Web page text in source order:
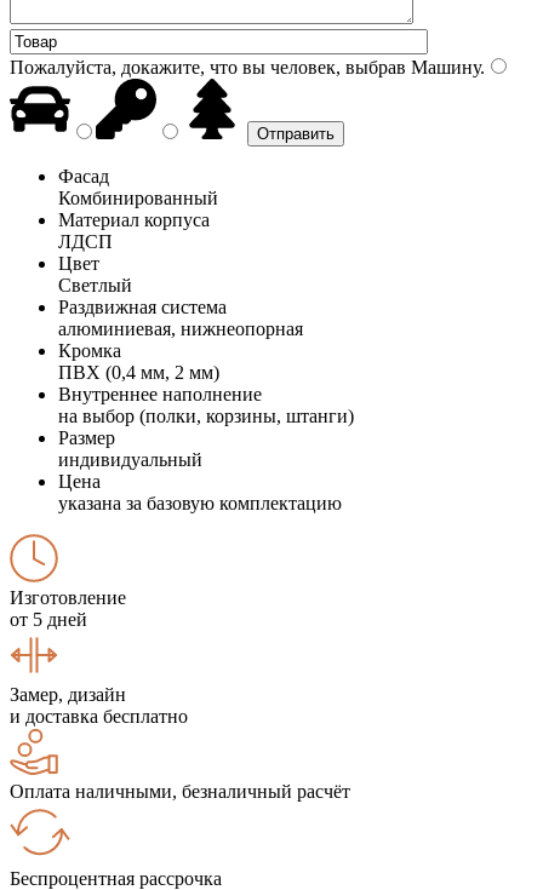
Пожалуйста, докажите, что вы человек, выбрав Машину.
Фасад
Комбинированный
Материал корпуса
ЛДСП
Цвет
Светлый
Раздвижная система
алюминиевая, нижнеопорная
Кромка
ПВХ (0,4 мм, 2 мм)
Внутреннее наполнение
на выбор (полки, корзины, штанги)
Размер
индивидуальный
Цена
указана за базовую комплектацию
Изготовление
от 5 дней
Замер, дизайн
и доставка бесплатно
Оплата наличными, безналичный расчёт
Беспроцентная рассрочка